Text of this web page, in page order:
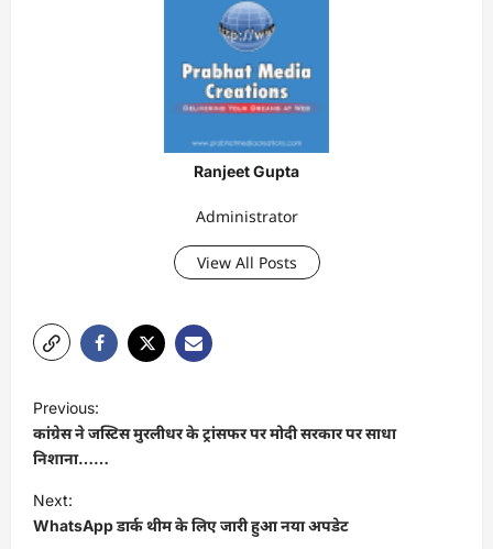
Ranjeet Gupta
Administrator
View All Posts
o
s
t
n
Previous:
कांग्रेस ने जस्टिस मुरलीधर के ट्रांसफर पर मोदी सरकार पर साधा
निशाना……
Next:
WhatsApp डार्क थीम के लिए जारी हुआ नया अपडेट